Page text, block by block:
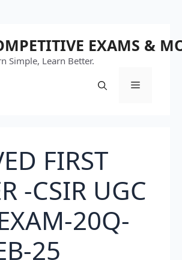
EXAMS &
Simple, Learn Better.
Menu
FIRST
-CSIR UGC
20Q-
25